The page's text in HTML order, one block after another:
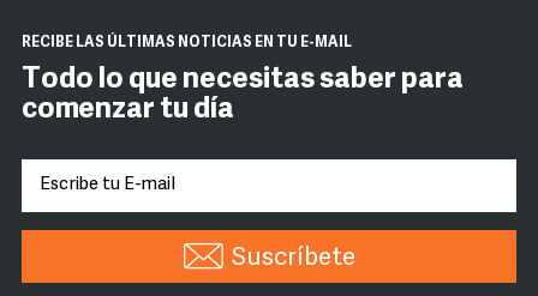
RECIBE LAS ÚLTIMAS NOTICIAS EN TU E-MAIL
Todo lo que necesitas saber para
comenzar tu día
Suscríbete